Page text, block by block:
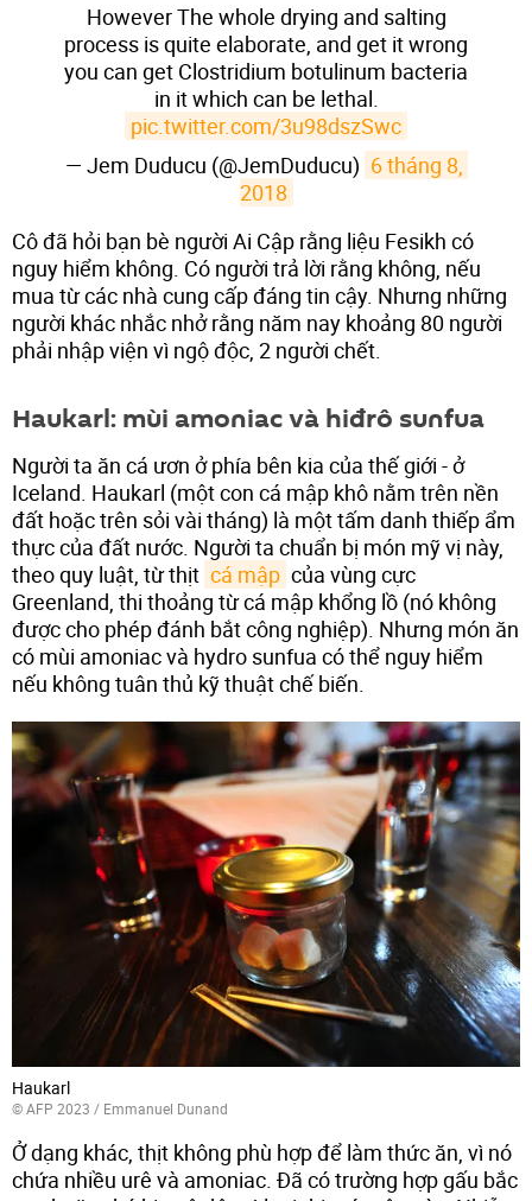
However The whole drying and salting
process is quite elaborate, and get it wrong
you can get Clostridium botulinum bacteria
in it which can be lethal.
pic.twitter.com/3u98dszSwc
— Jem Duducu (@JemDuducu) 6 tháng 8,
2018
Cô đã hỏi bạn bè người Ai Cập rằng liệu Fesikh có
nguy hiểm không. Có người trả lời rằng không, nếu
mua từ các nhà cung cấp đáng tin cậy. Nhưng những
người khác nhắc nhở rằng năm nay khoảng 80 người
phải nhập viện vì ngộ độc, 2 người chết.
Haukarl: mùi amoniac và hiđrô sunfua
Người ta ăn cá ươn ở phía bên kia của thế giới - ở
Iceland. Haukarl (một con cá mập khô nằm trên nền
đất hoặc trên sỏi vài tháng) là một tấm danh thiếp ẩm
thực của đất nước. Người ta chuẩn bị món mỹ vị này,
theo quy luật, từ thịt cá mập của vùng cực
Greenland, thi thoảng từ cá mập khổng lồ (nó không
được cho phép đánh bắt công nghiệp). Nhưng món ăn
có mùi amoniac và hydro sunfua có thể nguy hiểm
nếu không tuân thủ kỹ thuật chế biến.
Haukarl
© AFP 2023 / Emmanuel Dunand
Ở dạng khác, thịt không phù hợp để làm thức ăn, vì nó
chứa nhiều urê và amoniac. Đã có trường hợp gấu bắc